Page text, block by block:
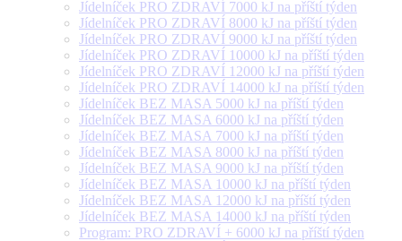
Jídelníček PRO ZDRAVÍ 7000 kJ na příští týden
Jídelníček PRO ZDRAVÍ 8000 kJ na příští týden
Jídelníček PRO ZDRAVÍ 9000 kJ na příští týden
Jídelníček PRO ZDRAVÍ 10000 kJ na příští týden
Jídelníček PRO ZDRAVÍ 12000 kJ na příští týden
Jídelníček PRO ZDRAVÍ 14000 kJ na příští týden
Jídelníček BEZ MASA 5000 kJ na příští týden
Jídelníček BEZ MASA 6000 kJ na příští týden
Jídelníček BEZ MASA 7000 kJ na příští týden
Jídelníček BEZ MASA 8000 kJ na příští týden
Jídelníček BEZ MASA 9000 kJ na příští týden
Jídelníček BEZ MASA 10000 kJ na příští týden
Jídelníček BEZ MASA 12000 kJ na příští týden
Jídelníček BEZ MASA 14000 kJ na příští týden
Program: PRO ZDRAVÍ + 6000 kJ na příští týden